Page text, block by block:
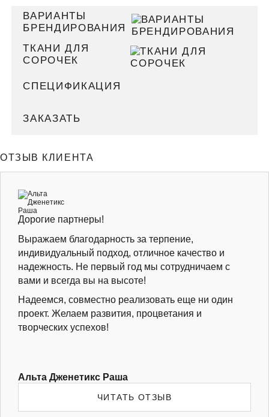
ВАРИАНТЫ
БРЕНДИРОВАНИЯ
ТКАНИ ДЛЯ
СОРОЧЕК
СПЕЦИФИКАЦИЯ
ЗАКАЗАТЬ
ОТЗЫВ КЛИЕНТА
Дорогие партнеры!
Выражаем благодарность за терпение,
индивидуальный подход, отличное качество и
надежность. Не первый год мы сотрудничаем с
вами и всегда вы на высоте!
Надеемся, совместно реализовать еще ни один
проект. Желаем развития, процветания и
творческих успехов!
Альта Дженетикс Раша
ЧИТАТЬ ОТЗЫВ